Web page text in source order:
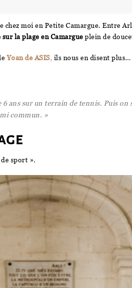
chez moi en Petite Camargue. Entre
sur la plage en Camargue plein de
Yoan de ASIS, ils nous en disent plus…
ans sur un terrain de tennis. Puis on
commun. »
sport ».